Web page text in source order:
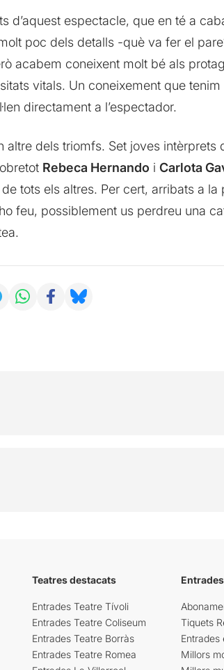
d’aquest espectacle, que en té a
poc dels detalls -què va fer el
acabem coneixent molt bé als
vitals. Un coneixement que
directament a l’espectador.
altre dels triomfs. Set joves
Rebeca Hernando i Carlota
tots els altres. Per cert, arribats a
feu, possiblement us perdreu una
Teatres destacats
Entrades Teatre Tívoli
Entrades Teatre Coliseum
Entrades Teatre Borràs
Entrades Teatre Romea
Entrades
Tiquets
Millors